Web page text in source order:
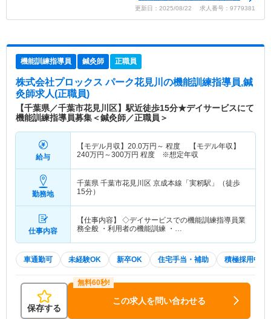
更新日：2025/08/22 求人番号：9779381
機能訓練指導員 鍼灸師 正職員
株式会社プロックス パーク花見川 の機能訓練指導員,鍼
灸師求人(正職員)
【千葉県／千葉市花見川区】駅近徒歩15分★デイサービスにて
機能訓練指導員募集＜鍼灸師／正職員＞
給与
【モデル月収】 20.0万円～ 程度 【モデル年収】
240万円～300万円 程度 ※想定年収
勤務地
千葉県 千葉市花見川区 京成本線「実籾駅」（徒歩
15分）
仕事内容
【仕事内容】 ◇デイサービスでの機能訓練指導員業
務全般 ・利用者の機能訓練 ・…
車通勤可 未経験OK 新卒OK 住宅手当・補助 積極採用中
保存する
この求人を問い合わせる